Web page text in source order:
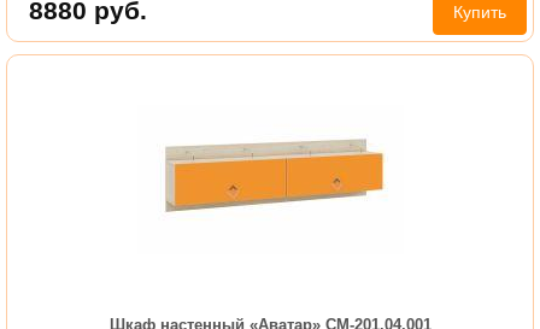
8880 руб. Купить
Шкаф настенный «Аватар» СМ-201.04.001